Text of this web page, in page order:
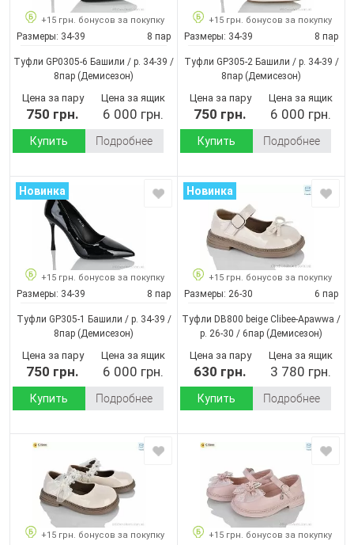
+15 грн. бонусов за покупку
Размеры: 34-39 8 пар
Туфли GP0305-6 Башили / p. 34-39 /
8пар (Демисезон)
Цена за пару
750 грн.
Цена за ящик
6 000 грн.
Купить Подробнее
+15 грн. бонусов за покупку
Размеры: 34-39 8 пар
Туфли GP305-2 Башили / p. 34-39 /
8пар (Демисезон)
Цена за пару
750 грн.
Цена за ящик
6 000 грн.
Купить Подробнее
Новинка
+15 грн. бонусов за покупку
Размеры: 34-39 8 пар
Туфли GP305-1 Башили / p. 34-39 /
8пар (Демисезон)
Цена за пару
750 грн.
Цена за ящик
6 000 грн.
Купить Подробнее
Новинка
+15 грн. бонусов за покупку
Размеры: 26-30 6 пар
Туфли DB800 beige Clibee-Apawwa /
p. 26-30 / 6пар (Демисезон)
Цена за пару
630 грн.
Цена за ящик
3 780 грн.
Купить Подробнее
+15 грн. бонусов за покупку +15 грн. бонусов за покупку